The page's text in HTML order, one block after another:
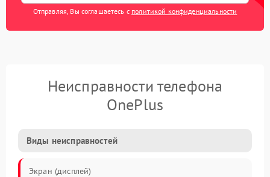
Отправляя, Вы соглашаетесь с политикой конфиденциальности
Неисправности телефона
OnePlus
Виды неисправностей
Экран (дисплей)